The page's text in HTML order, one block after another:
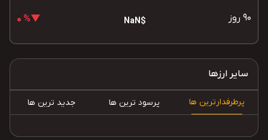
90 روز $NaN
▼% 0
سایر ارزها
پرطرفدارترین ها پرسود ترین ها جدید ترین ها